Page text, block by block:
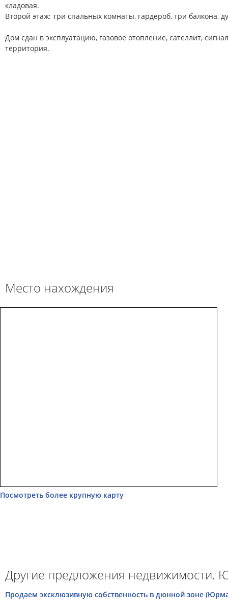
кладовая.
Второй этаж: три спальных комнаты, гардероб, три балкона,
Дом сдан в эксплуатацию, газовое отопление, сателлит,
территория.
Место нахождения
Посмотреть более крупную карту
Другие предложения недвижимости.
Продаем эксклюзивную собственность в дюнной зоне